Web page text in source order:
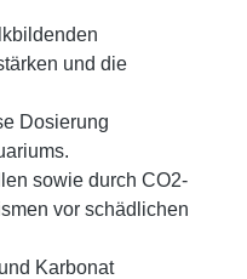
und die
Dosierung
sowie durch CO2-
vor schädlichen
Karbonat